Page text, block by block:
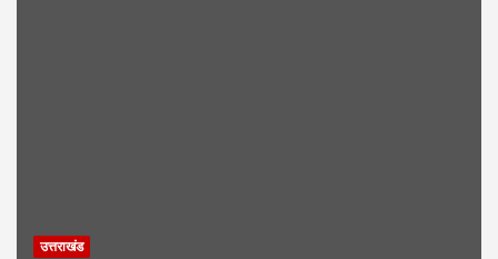
उत्तराखंड